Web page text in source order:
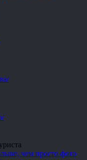
чем просто фото